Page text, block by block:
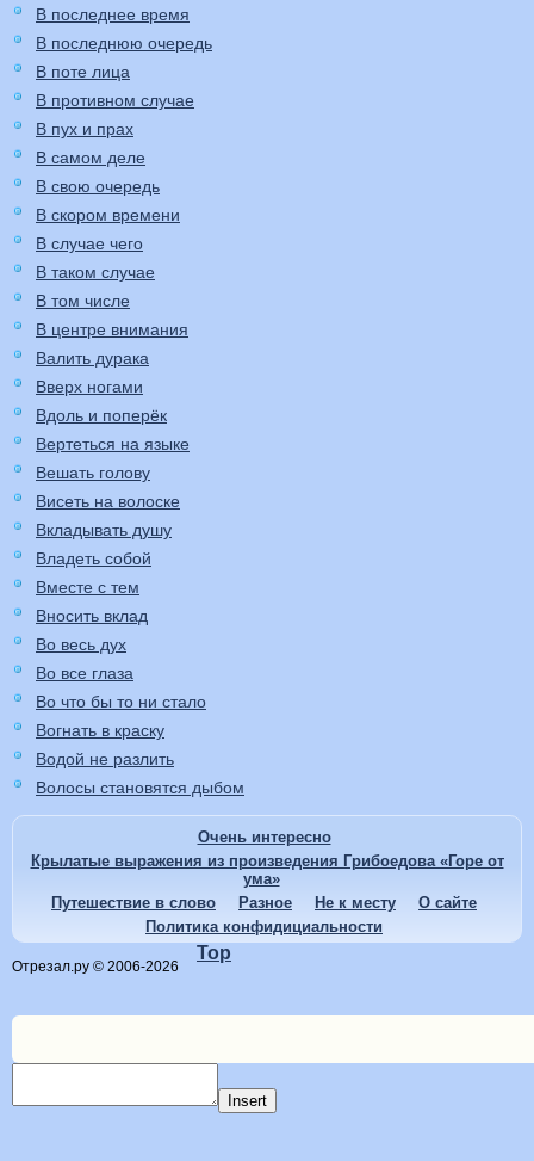
В последнее время
В последнюю очередь
В поте лица
В противном случае
В пух и прах
В самом деле
В свою очередь
В скором времени
В случае чего
В таком случае
В том числе
В центре внимания
Валить дурака
Вверх ногами
Вдоль и поперёк
Вертеться на языке
Вешать голову
Висеть на волоске
Вкладывать душу
Владеть собой
Вместе с тем
Вносить вклад
Во весь дух
Во все глаза
Во что бы то ни стало
Вогнать в краску
Водой не разлить
Волосы становятся дыбом
Очень интересно
Крылатые выражения из произведения Грибоедова «Горе от
ума»
Путешествие в слово
Разное Не к месту
О сайте
Политика конфидициальности
Отрезал.ру © 2006-2026
Top
Insert